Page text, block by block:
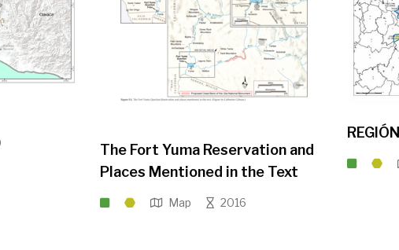
The Fort Yuma Reservation and
Places Mentioned in the Text
Map 2016